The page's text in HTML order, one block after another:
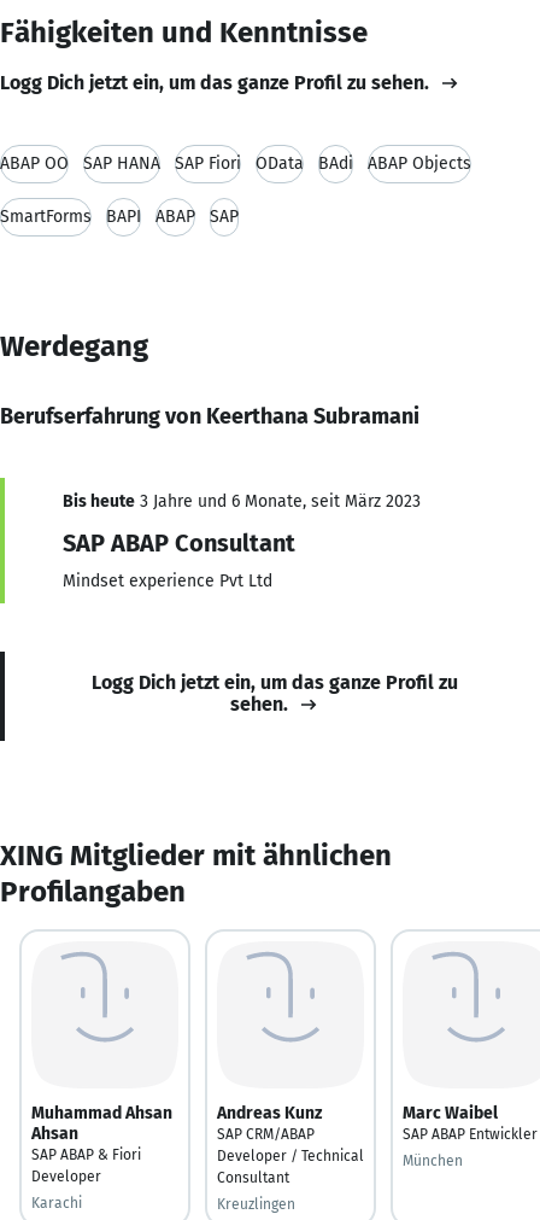
Fähigkeiten und Kenntnisse
Logg Dich jetzt ein, um das ganze Profil zu sehen.
ABAP OO SAP HANA SAP Fiori OData BAdi ABAP Objects
SmartForms BAPI ABAP SAP
Werdegang
Berufserfahrung von Keerthana Subramani
Bis heute 3 Jahre und 6 Monate, seit März 2023
SAP ABAP Consultant
Mindset experience Pvt Ltd
Logg Dich jetzt ein, um das ganze Profil zu
sehen.
XING Mitglieder mit ähnlichen
Profilangaben
Muhammad Ahsan
Ahsan
SAP ABAP & Fiori
Developer
Karachi
Andreas Kunz
SAP CRM/ABAP
Developer / Technical
Consultant
Kreuzlingen
Marc Waibel
SAP ABAP Entwickler
München